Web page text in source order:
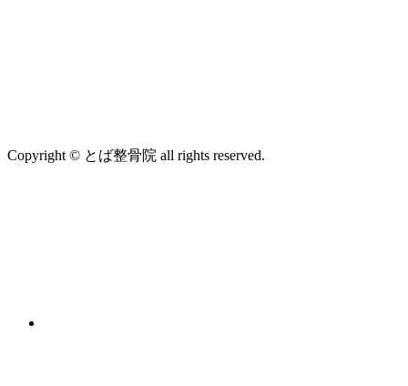
Copyright © とば整骨院 all rights reserved.